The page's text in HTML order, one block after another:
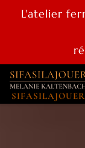
L'atelier
SIFASILAJOUER